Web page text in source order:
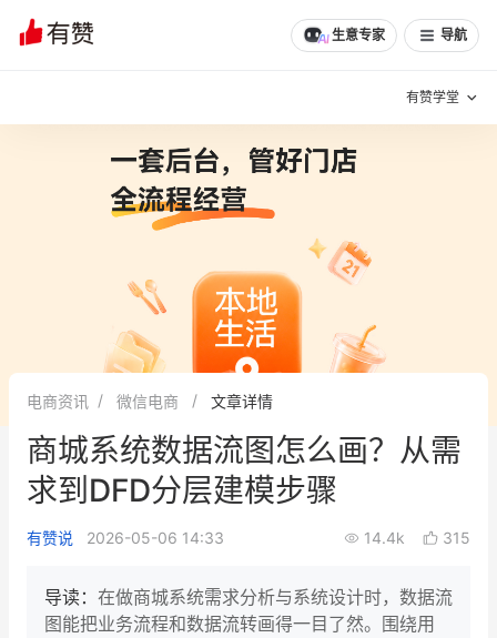
生意专家 导航
有赞学堂
增长方法
有赞专家说
新零售最佳实践
面对面聊增长
新零售大会 新零售茶会
增长产品指南
文章 问诊 分享
电商资讯 微信电商 文章详情
商城系统数据流图怎么画？从需
求到DFD分层建模步骤
有赞说 2026-05-06 14:33 14.4k 315
导读： 在做商城系统需求分析与系统设计时，数据流
图能把业务流程和数据流转画得一目了然。围绕用